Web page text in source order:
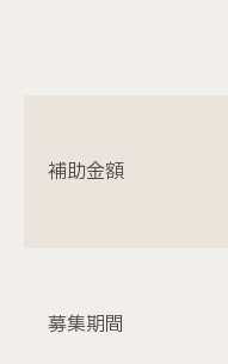
補助金額
募集期間